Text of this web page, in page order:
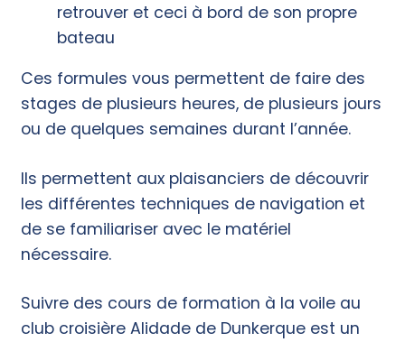
retrouver et ceci à bord de son propre
bateau
Ces formules vous permettent de faire des
stages de plusieurs heures, de plusieurs jours
ou de quelques semaines durant l’année.
Ils permettent aux plaisanciers de découvrir
les différentes techniques de navigation et
de se familiariser avec le matériel
nécessaire.
Suivre des cours de formation à la voile au
club croisière Alidade de Dunkerque est un